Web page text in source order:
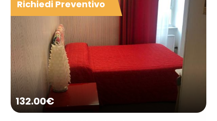
132.00€
Richiedi Preventivo